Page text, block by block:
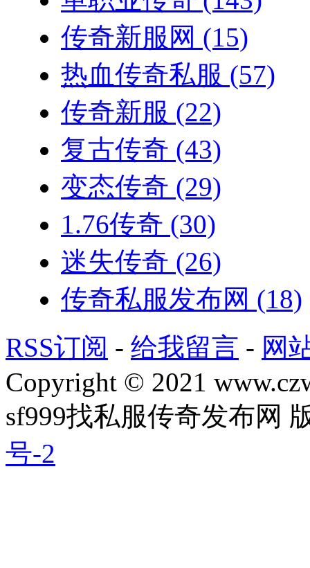
传奇新服网 (15)
热血传奇私服 (57)
传奇新服 (22)
复古传奇 (43)
变态传奇 (29)
1.76传奇 (30)
迷失传奇 (26)
传奇私服发布网 (18)
RSS订阅 - 给我留言 - 网
Copyright © 2021
sf999找私服传奇发布网
号-2